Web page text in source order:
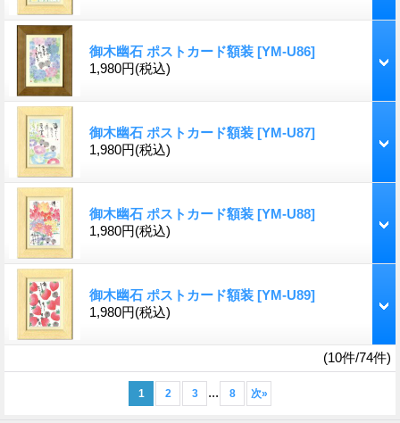
御木幽石 ポストカード額装 [YM-U86]
1,980円(税込)
御木幽石 ポストカード額装 [YM-U87]
1,980円(税込)
御木幽石 ポストカード額装 [YM-U88]
1,980円(税込)
御木幽石 ポストカード額装 [YM-U89]
1,980円(税込)
(10件/74件)
1 2 3 ... 8 次»